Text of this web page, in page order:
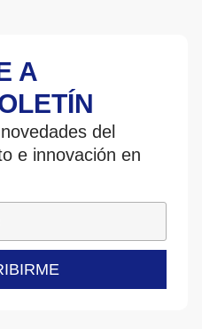
A
del
e innovación en